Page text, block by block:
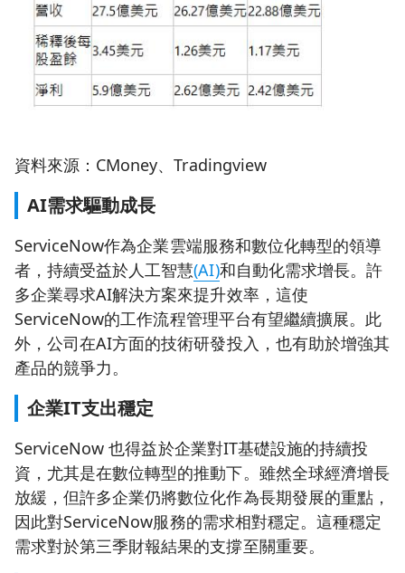
資料來源：CMoney、Tradingview
AI需求驅動成長
ServiceNow作為企業雲端服務和數位化轉型的領導
者，持續受益於人工智慧(AI)和自動化需求增長。許
多企業尋求AI解決方案來提升效率，這使
ServiceNow的工作流程管理平台有望繼續擴展。此
外，公司在AI方面的技術研發投入，也有助於增強其
產品的競爭力。
企業IT支出穩定
ServiceNow 也得益於企業對IT基礎設施的持續投
資，尤其是在數位轉型的推動下。雖然全球經濟增長
放緩，但許多企業仍將數位化作為長期發展的重點，
因此對ServiceNow服務的需求相對穩定。這種穩定
需求對於第三季財報結果的支撐至關重要。